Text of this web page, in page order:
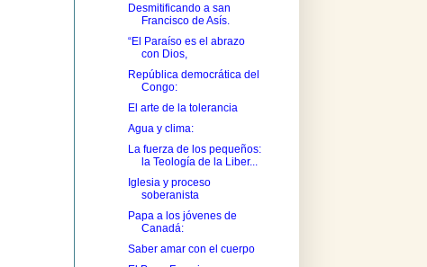
Desmitificando a san
Francisco de Asís.
“El Paraíso es el abrazo
con Dios,
República democrática del
Congo:
El arte de la tolerancia
Agua y clima:
La fuerza de los pequeños:
la Teología de la Liber...
Iglesia y proceso
soberanista
Papa a los jóvenes de
Canadá:
Saber amar con el cuerpo